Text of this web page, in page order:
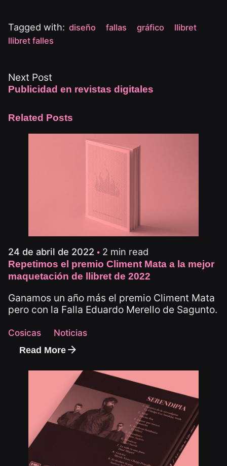
Tagged with: diseño fallas gráfico
llibret
llibret falles
Next Post
Publicidad en revistas digitales
Related Posts
24 de abril de 2022 2 min read
Repetimos el premio Climent Mata a la mejor
maquetación de llibret de 2022
Ganamos un año más el premio Climent Mata
pero con la Falla Eduardo Merello de Sagunto.
Cosicas
Noticias
Read More